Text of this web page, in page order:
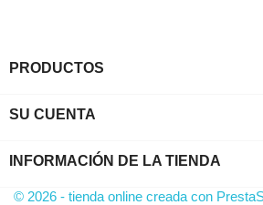
PRODUCTOS
SU CUENTA
INFORMACIÓN DE LA TIENDA
© 2026 - tienda online creada con